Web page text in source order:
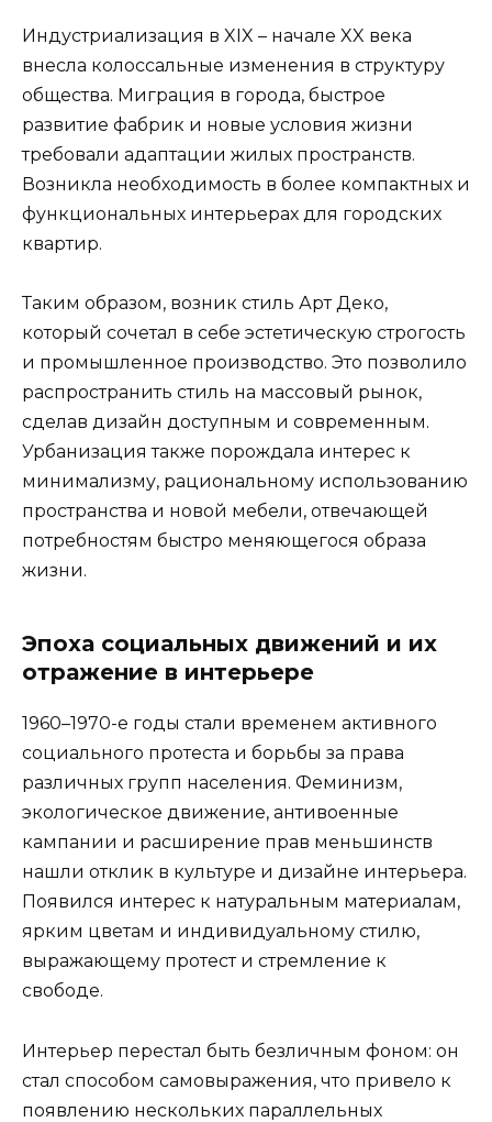
Индустриализация в XIX – начале XX века
внесла колоссальные изменения в структуру
общества. Миграция в города, быстрое
развитие фабрик и новые условия жизни
требовали адаптации жилых пространств.
Возникла необходимость в более компактных и
функциональных интерьерах для городских
квартир.
Таким образом, возник стиль Арт Деко,
который сочетал в себе эстетическую строгость
и промышленное производство. Это позволило
распространить стиль на массовый рынок,
сделав дизайн доступным и современным.
Урбанизация также порождала интерес к
минимализму, рациональному использованию
пространства и новой мебели, отвечающей
потребностям быстро меняющегося образа
жизни.
Эпоха социальных движений и их
отражение в интерьере
1960–1970-е годы стали временем активного
социального протеста и борьбы за права
различных групп населения. Феминизм,
экологическое движение, антивоенные
кампании и расширение прав меньшинств
нашли отклик в культуре и дизайне интерьера.
Появился интерес к натуральным материалам,
ярким цветам и индивидуальному стилю,
выражающему протест и стремление к
свободе.
Интерьер перестал быть безличным фоном: он
стал способом самовыражения, что привело к
появлению нескольких параллельных